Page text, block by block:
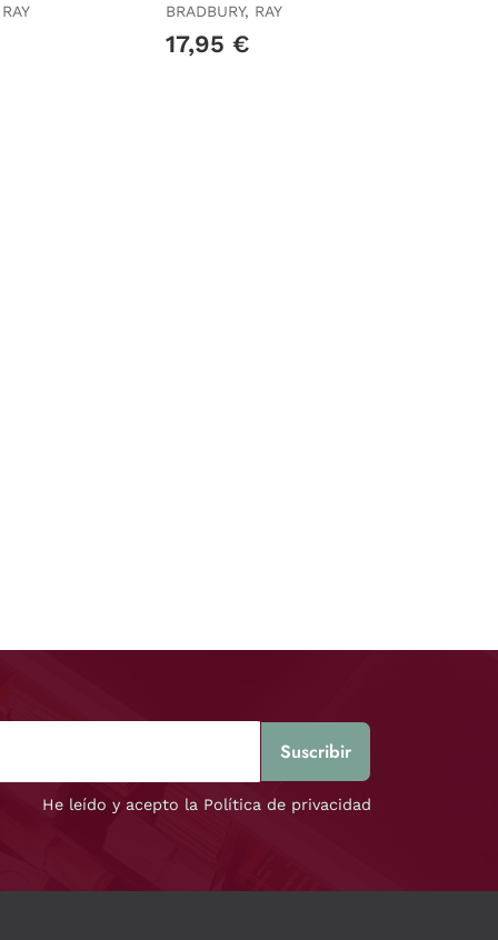
BRADBURY, RAY
17,95 €
He leído y acepto la Política de privacidad